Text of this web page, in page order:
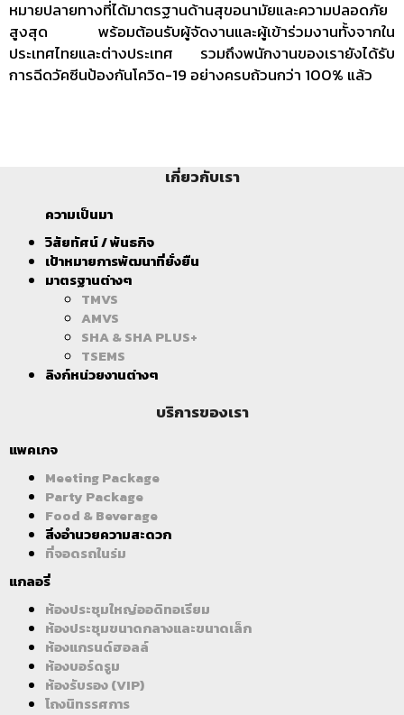
หมายปลายทางที่ได้มาตรฐานด้านสุขอนามัยและความปลอดภัย
สูงสุด พร้อมต้อนรับผู้จัดงานและผู้เข้าร่วมงานทั้งจากใน
ประเทศไทยและต่างประเทศ รวมถึงพนักงานของเรายังได้รับ
การฉีดวัคซีนป้องกันโควิด-19 อย่างครบถ้วนกว่า 100% แล้ว
เกี่ยวกับเรา
ความเป็นมา
วิสัยทัศน์ / พันธกิจ
เป้าหมายการพัฒนาที่ยั่งยืน
มาตรฐานต่างๆ
TMVS
AMVS
SHA & SHA PLUS+
TSEMS
ลิงก์หน่วยงานต่างๆ
บริการของเรา
แพคเกจ
Meeting Package
Party Package
Food & Beverage
สิ่งอำนวยความสะดวก
ที่จอดรถในร่ม
แกลอรี่
ห้องประชุมใหญ่ออดิทอเรียม
ห้องประชุมขนาดกลางและขนาดเล็ก
ห้องแกรนด์ฮอลล์
ห้องบอร์ดรูม
ห้องรับรอง (VIP)
โถงนิทรรศการ